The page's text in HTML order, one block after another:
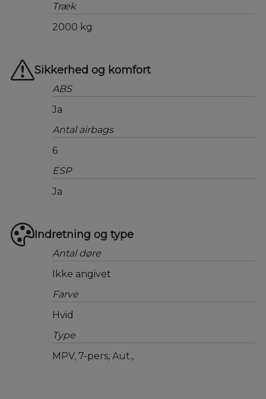
Træk
2000 kg
Sikkerhed og komfort
ABS
Ja
Antal airbags
6
ESP
Ja
Indretning og type
Antal døre
Ikke angivet
Farve
Hvid
Type
MPV, 7-pers, Aut.,